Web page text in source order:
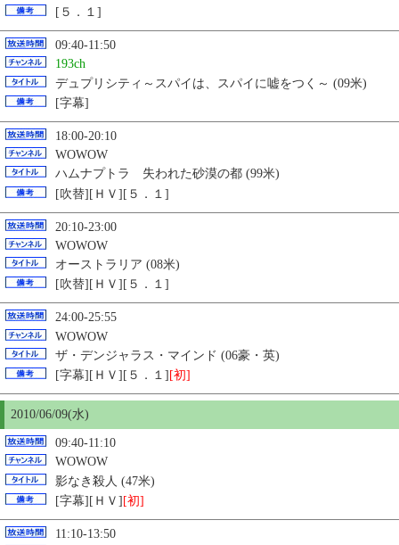
[５．１]
09:40-11:50
193ch
デュプリシティ～スパイは、スパイに嘘をつく～ (09米)
[字幕]
18:00-20:10
WOWOW
ハムナプトラ 失われた砂漠の都 (99米)
[吹替][ＨＶ][５．１]
20:10-23:00
WOWOW
オーストラリア (08米)
[吹替][ＨＶ][５．１]
24:00-25:55
WOWOW
ザ・デンジャラス・マインド (06豪・英)
[字幕][ＨＶ][５．１] [初]
2010/06/09(水)
09:40-11:10
WOWOW
影なき殺人 (47米)
[字幕][ＨＶ] [初]
11:10-13:50